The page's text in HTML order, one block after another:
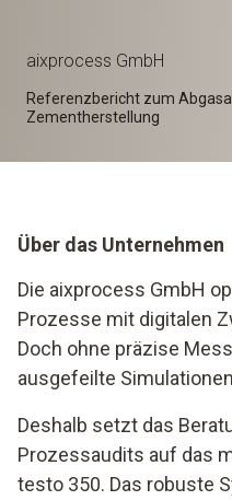
aixprocess GmbH
Referenzbericht zum
Zementherstellung
Über das Unternehmen
Die aixprocess GmbH
Prozesse mit digitalen
Doch ohne präzise
ausgefeilte
Deshalb setzt das
Prozessaudits auf das
testo 350. Das robuste